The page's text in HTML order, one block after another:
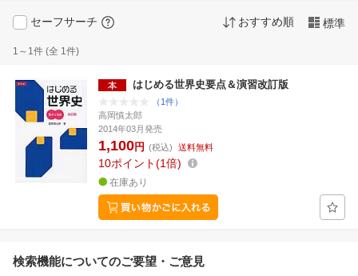
セーフサーチ おすすめ順 標準
1～1件 (全 1件)
はじめる世界史要点＆演習改訂版
（1件）
高岡慎太郎
2014年03月発売
1,100円 (税込) 送料無料
10ポイント 1倍
在庫あり
検索機能についてのご要望・ご意見